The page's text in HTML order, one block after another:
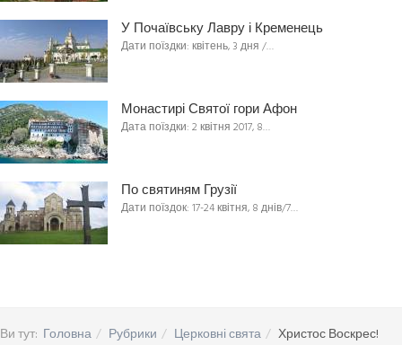
У Почаївську Лавру і Кременець
Дати поїздки: квітень, 3 дня /…
Монастирі Святої гори Афон
Дата поїздки: 2 квітня 2017, 8…
По святиням Грузії
Дати поїздок: 17-24 квітня, 8 днів/7…
Ви тут: Головна Рубрики Церковні свята Христос Воскрес!